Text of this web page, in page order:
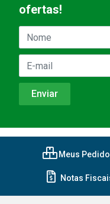
ofertas!
Meus
Notas